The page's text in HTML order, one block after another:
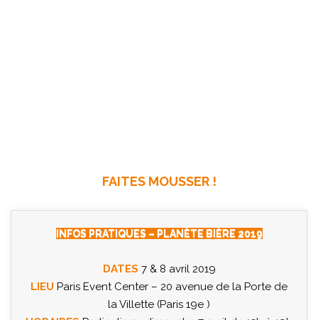
FAITES MOUSSER !
INFOS PRATIQUES – PLANÈTE BIÈRE 2019
DATES 7 & 8 avril 2019
LIEU Paris Event Center – 20 avenue de la Porte de
la Villette (Paris 19e )